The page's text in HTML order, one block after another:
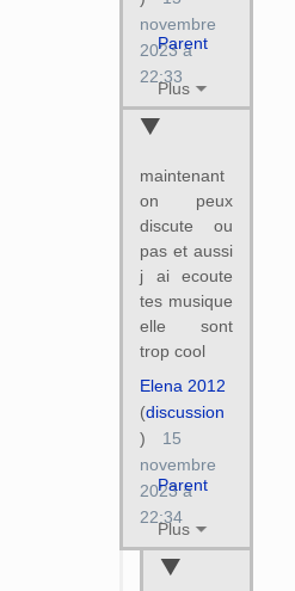
Parent
Plus
novembre
2023 à
22:33
maintenant
on peux
discute ou
pas et aussi
j ai ecoute
tes musique
elle sont
trop cool
Parent
Plus
Elena 2012
(discussion
)
15
novembre
2023 à
22:34